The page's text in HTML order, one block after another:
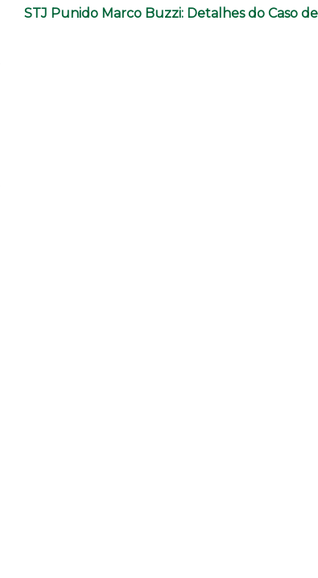
STJ Punido Marco Buzzi: Detalhes do Caso de